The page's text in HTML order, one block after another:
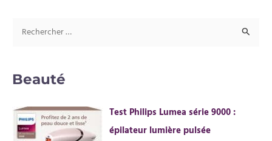
h
Beauté
Test Philips Lumea série 9000 :
épilateur lumière pulsée